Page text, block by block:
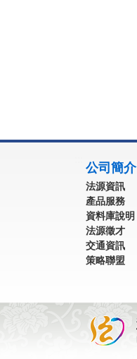
公司簡介
法源資訊
產品服務
資料庫說明
法源徵才
交通資訊
策略聯盟